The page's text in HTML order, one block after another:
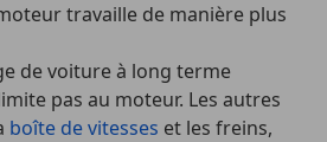
travaille de manière plus
de voiture à long terme
pas au moteur. Les autres
boîte de vitesses et les freins,